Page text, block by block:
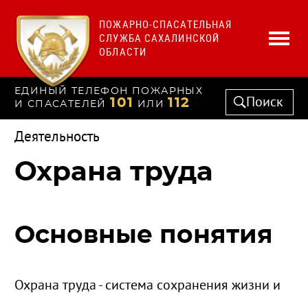
ПОЖАРНО-СПАСАТЕЛЬНАЯ
СЛУЖБА САХАЛИНСКОЙ
ОБЛАСТИ
ЕДИНЫЙ ТЕЛЕФОН ПОЖАРНЫХ
И СПАСАТЕЛЕЙ 101 ИЛИ 112 Поиск
Деятельность
Охрана труда
Основные понятия
Охрана труда - система сохранения жизни и